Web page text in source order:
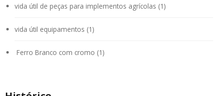
vida útil de peças para implementos agrícolas (1)
vida útil equipamentos (1)
Ferro Branco com cromo (1)